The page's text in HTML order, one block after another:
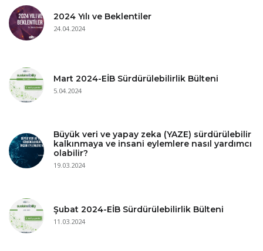
2024 Yılı ve Beklentiler
24.04.2024
Mart 2024-EİB Sürdürülebilirlik Bülteni
5.04.2024
Büyük veri ve yapay zeka (YAZE) sürdürülebilir
kalkınmaya ve insani eylemlere nasıl yardımcı
olabilir?
19.03.2024
Şubat 2024-EİB Sürdürülebilirlik Bülteni
11.03.2024